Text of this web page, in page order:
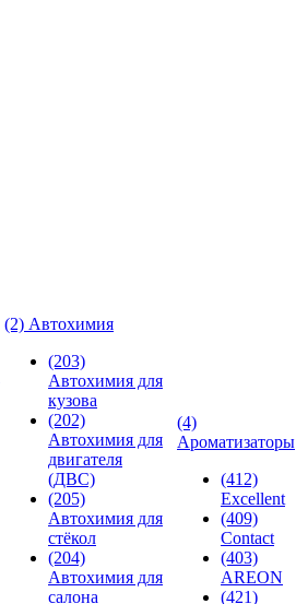
(2) Автохимия
(203)
Автохимия для
кузова
(202)
Автохимия для
двигателя
(ДВС)
(205)
Автохимия для
стёкол
(204)
Автохимия для
салона
(4)
Ароматизаторы
(412)
Excellent
(409)
Contact
(403)
AREON
(421)